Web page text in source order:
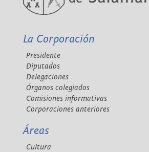
La Corporación
Presidente
Diputados
Delegaciones
Órganos colegiados
Comisiones informativas
Corporaciones anteriores
Áreas
Cultura